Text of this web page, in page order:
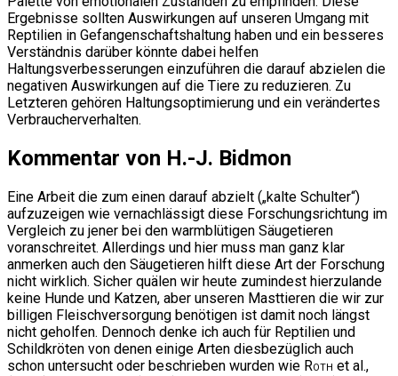
Ergebnisse sollten Auswirkungen auf unseren Umgang mit
Reptilien in Gefangenschaftshaltung haben und ein besseres
Verständnis darüber könnte dabei helfen
Haltungsverbesserungen einzuführen die darauf abzielen die
negativen Auswirkungen auf die Tiere zu reduzieren. Zu
Letzteren gehören Haltungsoptimierung und ein verändertes
Verbraucherverhalten.
Kommentar von H.-J. Bidmon
Eine Arbeit die zum einen darauf abzielt („kalte Schulter“)
aufzuzeigen wie vernachlässigt diese Forschungsrichtung im
Vergleich zu jener bei den warmblütigen Säugetieren
voranschreitet. Allerdings und hier muss man ganz klar
anmerken auch den Säugetieren hilft diese Art der Forschung
nicht wirklich. Sicher quälen wir heute zumindest hierzulande
keine Hunde und Katzen, aber unseren Masttieren die wir zur
billigen Fleischversorgung benötigen ist damit noch längst
nicht geholfen. Dennoch denke ich auch für Reptilien und
Schildkröten von denen einige Arten diesbezüglich auch
schon untersucht oder beschrieben wurden wie Roth et al.,